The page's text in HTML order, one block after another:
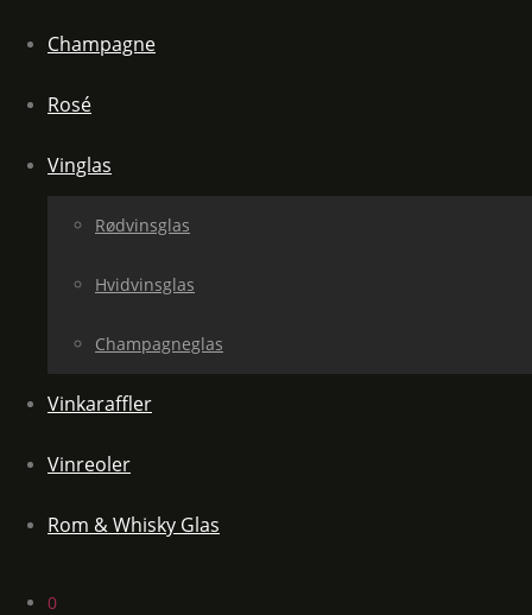
Champagne
Rosé
Vinglas
Rødvinsglas
Hvidvinsglas
Champagneglas
Vinkaraffler
Vinreoler
Rom & Whisky Glas
0